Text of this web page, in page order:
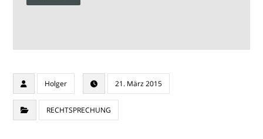
Holger 21. März 2015
RECHTSPRECHUNG